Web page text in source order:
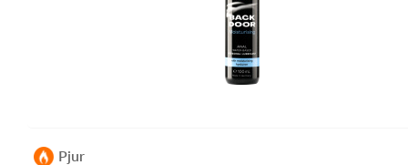
Pjur